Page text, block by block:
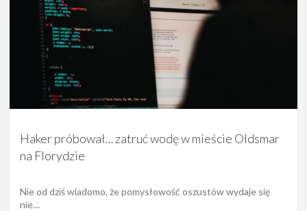
Haker próbował… zatruć wodę w mieście Oldsmar
na Florydzie
Nie od dziś wiadomo, że pomysłowość oszustów wydaje się
nie…